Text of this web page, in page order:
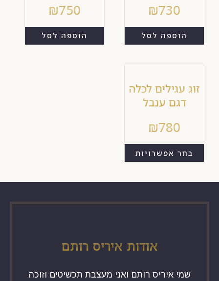
₪730
הוספה לסל
₪750
הוספה לסל
זוג עגילים לכלה
דגם ענבל
₪780
בחר אפשרויות
אודות איריס רותם
שמי איריס רותם ואני מעצבת תכשיטים וזוכה